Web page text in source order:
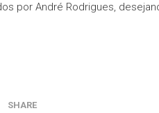
por André Rodrigues,
SHARE